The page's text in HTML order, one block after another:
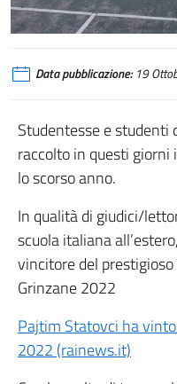
Data pubblicazione:19
Studentesse e studenti
raccolto in questi
lo scorso anno.
In qualità di giudici/
scuola italiana
vincitore del
Grinzane 2022
Pajtim Statovci ha
2022 (rainews.it)